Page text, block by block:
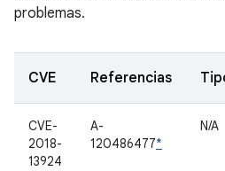
problemas.
CVE Referencias
CVE-
2018-
13924
A-
120486477*
N/A